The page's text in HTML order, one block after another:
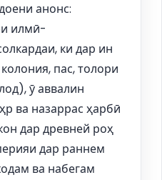
анонс:
илмӣ-
ки дар ин
пас, толори
ӯ аввалин
ва назаррас ҳарбӣ
дар древней роҳ
дар раннем
ва набегам